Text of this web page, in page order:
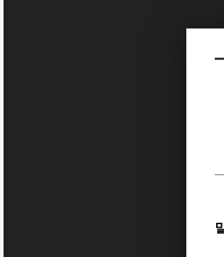
Sketchbook5, 스케치
Sketchbook5, 스케치